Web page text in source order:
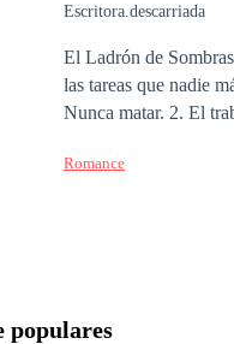
se convierte en la única plegaria que queda.
"lecciones" privadas
todos los límites,
semen, marcando lo
aprenden a anhelar a
Escritora.descarriada
El Ladrón de
las tareas que nadie
Nunca matar. 2. El
que nunca imaginó:
Romance
populares